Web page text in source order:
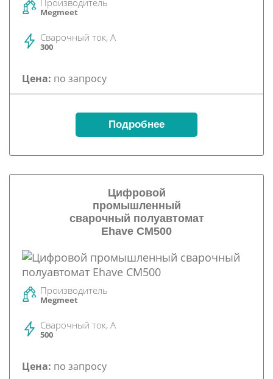
Производитель
Megmeet
Сварочный ток, А
300
Цена: по запросу
Подробнее
Цифровой
промышленный
сварочный полуавтомат
Ehave CM500
Производитель
Megmeet
Сварочный ток, А
500
Цена: по запросу